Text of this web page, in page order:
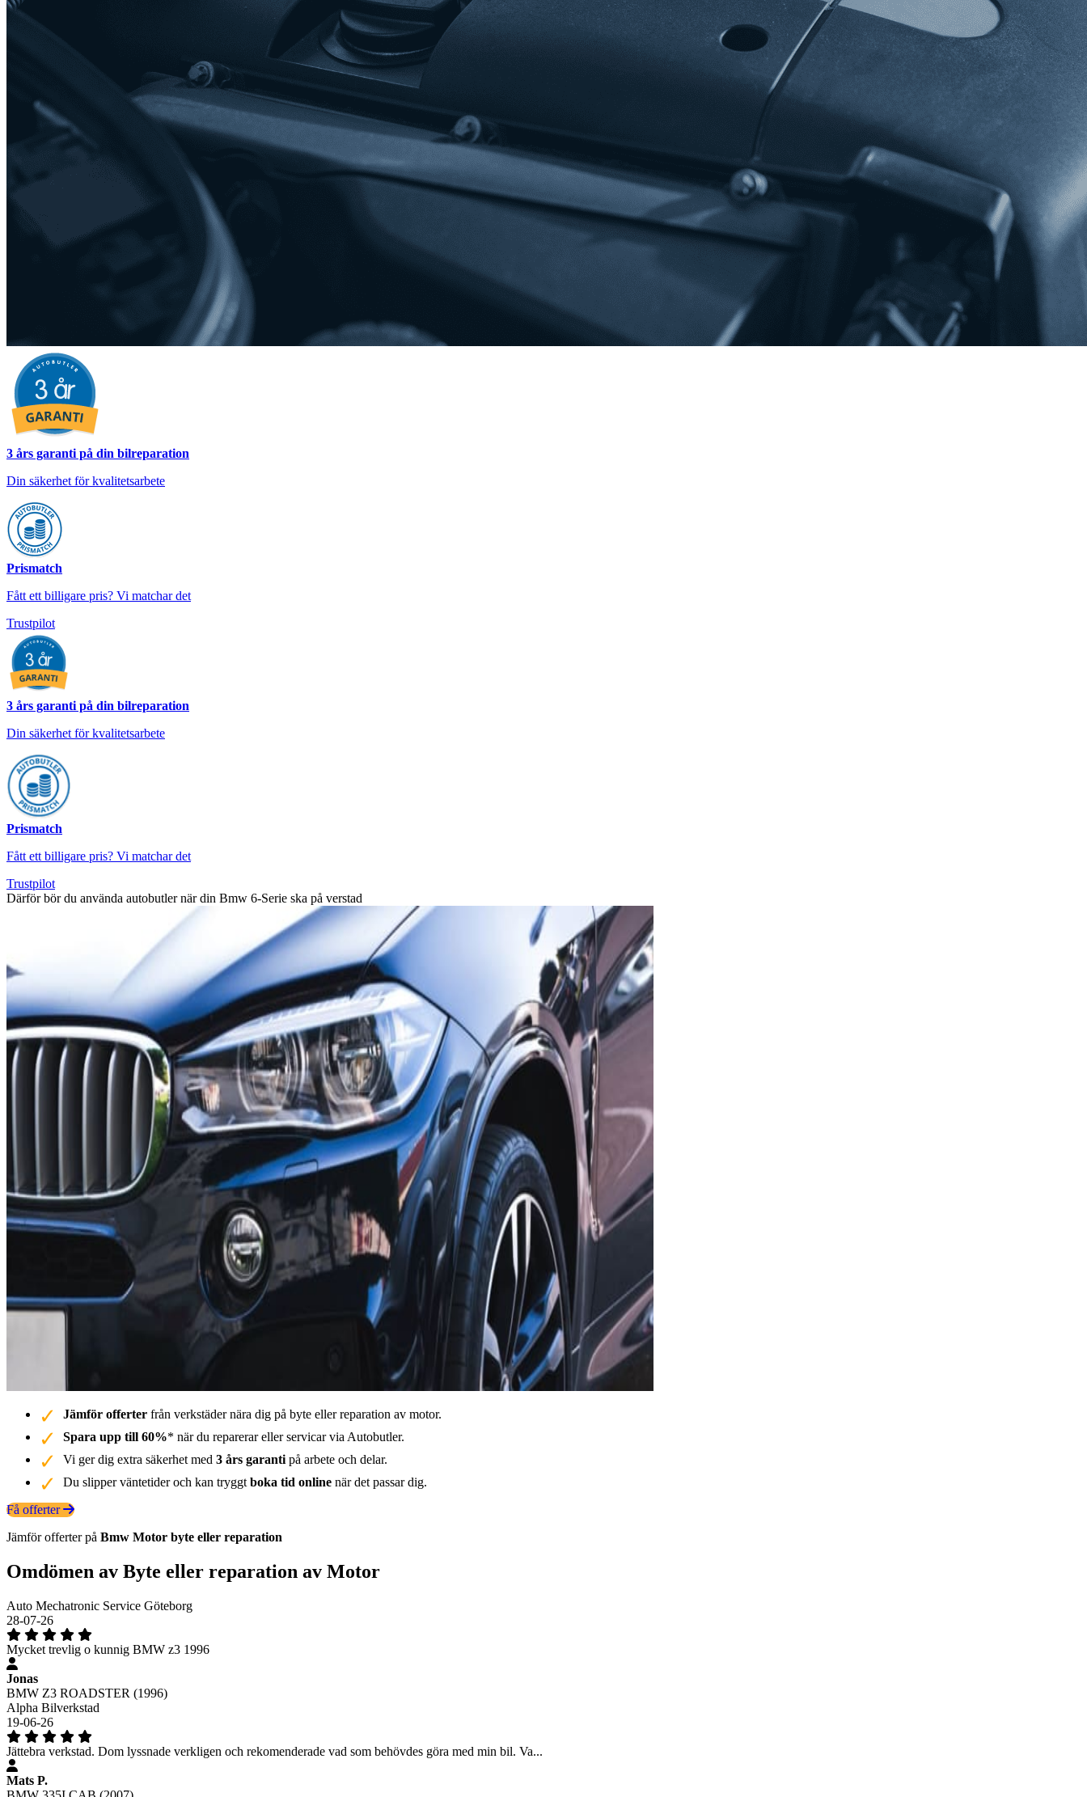
3 års garanti på din bilreparation
Din säkerhet för kvalitetsarbete
Prismatch
Fått ett billigare pris? Vi matchar det
Trustpilot
3 års garanti på din bilreparation
Din säkerhet för kvalitetsarbete
Prismatch
Fått ett billigare pris? Vi matchar det
Trustpilot
Därför bör du använda autobutler när din Bmw 6-Serie ska på verstad
Jämför offerter från verkstäder nära dig på byte eller reparation av motor.
Spara upp till 60%* när du reparerar eller servicar via Autobutler.
Vi ger dig extra säkerhet med 3 års garanti på arbete och delar.
Du slipper väntetider och kan tryggt boka tid online när det passar dig.
Få offerter
Jämför offerter på Bmw Motor byte eller reparation
Omdömen av Byte eller reparation av Motor
Auto Mechatronic Service Göteborg
28-07-26
Mycket trevlig o kunnig BMW z3 1996
Jonas
BMW Z3 ROADSTER (1996)
Alpha Bilverkstad
19-06-26
Jättebra verkstad. Dom lyssnade verkligen och rekomenderade vad som behövdes göra med min bil. Va...
Mats P.